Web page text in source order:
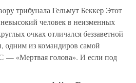
трибунала Гельмут Беккер Этот
человек в неизменных
очках отличался беззаветной
одним из командиров самой
— «Мертвая голова». И если под